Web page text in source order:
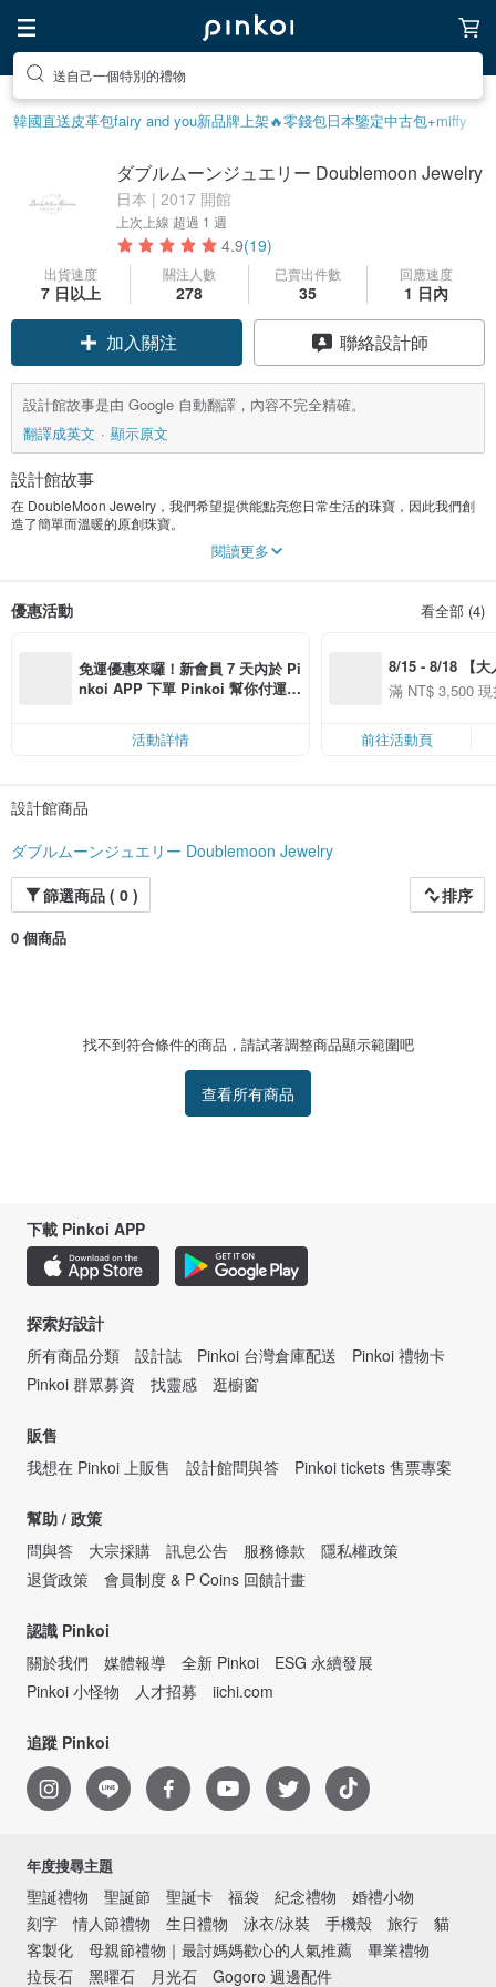
送自己一個特別的禮物
韓國直送皮革包fairy and you新品牌上架🔥零錢包日本鑒定中古包+miffy
ダブルムーンジュエリー Doublemoon Jewelry
日本 | 2017 開館
上次上線 超過 1 週
4.9(19)
出貨速度
7 日以上
關注人數
278
已賣出件數
35
回應速度
1 日內
加入關注 聯絡設計師
設計館故事是由 Google 自動翻譯，內容不完全精確。
翻譯成英文
顯示原文
設計館故事
在 DoubleMoon Jewelry，我們希望提供能點亮您日常生活的珠寶，因此我們創
造了簡單而溫暖的原創珠寶。
我們也接受珠寶的問題和訂單，所以如果您有任何要求，請隨時與我們聯繫。
閱讀更多
優惠活動 看全部 (4)
免運優惠來囉！新會員 7 天內於 Pi
nkoi APP 下單 Pinkoi 幫你付運
活動詳情
8/15 - 8/18 【大
季】滿
50
滿 NT$ 3,500
前往活動頁
設計館商品
ダブルムーンジュエリー Doublemoon Jewelry
篩選商品 ( 0 )
排序
0 個商品
找不到符合條件的商品，請試著調整商品顯示範圍吧
查看所有商品
下載 Pinkoi APP
探索好設計
所有商品分類
設計誌 Pinkoi 台灣倉庫配送
Pinkoi 禮物卡
Pinkoi 群眾募資
找靈感 逛櫥窗
販售
我想在 Pinkoi 上販售
設計館問與答 Pinkoi tickets 售票專案
幫助 / 政策
問與答
大宗採購 訊息公告 服務條款
隱私權政策
退貨政策
會員制度 & P Coins 回饋計畫
認識 Pinkoi
關於我們
媒體報導 全新 Pinkoi
ESG 永續發展
Pinkoi 小怪物
人才招募 iichi.com
追蹤 Pinkoi
年度搜尋主題
聖誕禮物 聖誕節 聖誕卡 福袋 紀念禮物
婚禮小物
刻字
情人節禮物 生日禮物 泳衣/泳裝 手機殼 旅行
貓
客製化
母親節禮物｜最討媽媽歡心的人氣推薦
畢業禮物
拉長石
黑曜石 月光石 Gogoro 週邊配件